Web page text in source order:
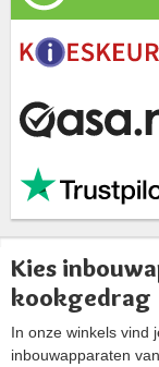
Kies
kookgedrag
In onze winkels vind
inbouwapparaten